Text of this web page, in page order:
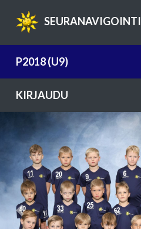
SEURANAVIGOINTI
P2018 (U9)
KIRJAUDU
Previous